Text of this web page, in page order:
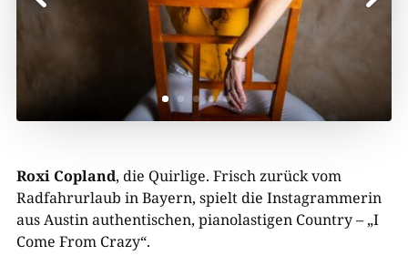
Roxi Copland, die Quirlige. Frisch zurück vom
Radfahrurlaub in Bayern, spielt die Instagrammerin
aus Austin authentischen, pianolastigen Country – „I
Come From Crazy“.